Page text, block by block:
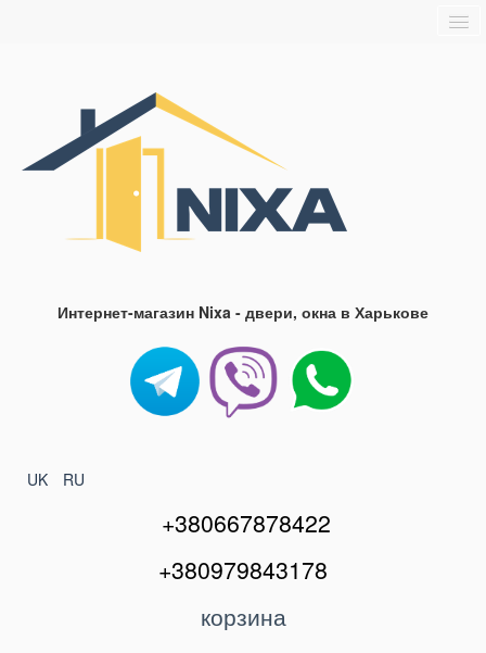
Контакты
Интернет-магазин Nixa - двери, окна в Харькове
UK RU
+380667878422
+380979843178
корзина